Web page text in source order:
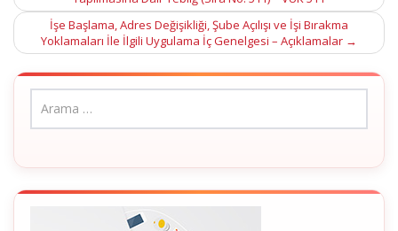
navigation
İşe Başlama, Adres Değişikliği, Şube Açılışı ve İşi Bırakma
Yoklamaları İle İlgili Uygulama İç Genelgesi – Açıklamalar →